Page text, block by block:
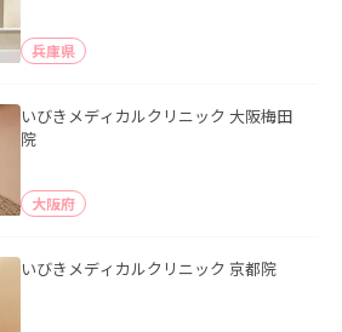
兵庫県
いびきメディカルクリニック 大阪梅田
院
大阪府
いびきメディカルクリニック 京都院